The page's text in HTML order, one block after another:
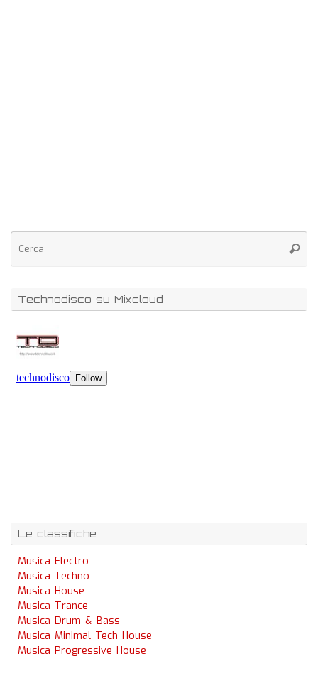
Technodisco su Mixcloud
Le classifiche
Musica Electro
Musica Techno
Musica House
Musica Trance
Musica Drum & Bass
Musica Minimal Tech House
Musica Progressive House